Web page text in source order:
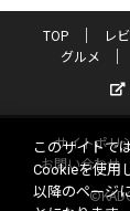
TOP レ
グルメ
サイトポリ
お問い合わせ
このサイトで
Cookieを使用
以降のページ